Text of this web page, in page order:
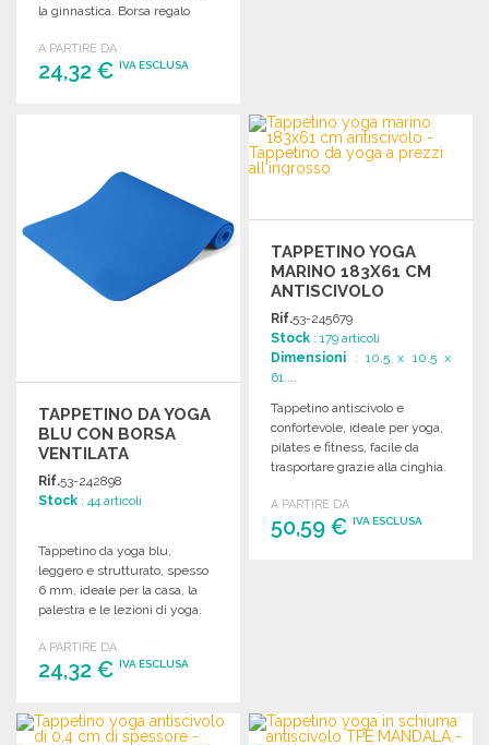
la ginnastica. Borsa regalo
A PARTIRE DA
24,32 € IVA ESCLUSA
TAPPETINO DA YOGA
BLU CON BORSA
VENTILATA
Rif.53-242898
Stock : 44 articoli
Tappetino da yoga blu,
leggero e strutturato, spesso
6 mm, ideale per la casa, la
palestra e le lezioni di yoga.
A PARTIRE DA
24,32 € IVA ESCLUSA
ORDINARE
TAPPETINO YOGA
MARINO 183X61 CM
ANTISCIVOLO
Rif.53-245679
Stock : 179 articoli
Dimensioni : 10.5 x 10.5 x
61....
Tappetino antiscivolo e
confortevole, ideale per yoga,
pilates e fitness, facile da
trasportare grazie alla cinghia.
A PARTIRE DA
50,59 €IVA ESCLUSA